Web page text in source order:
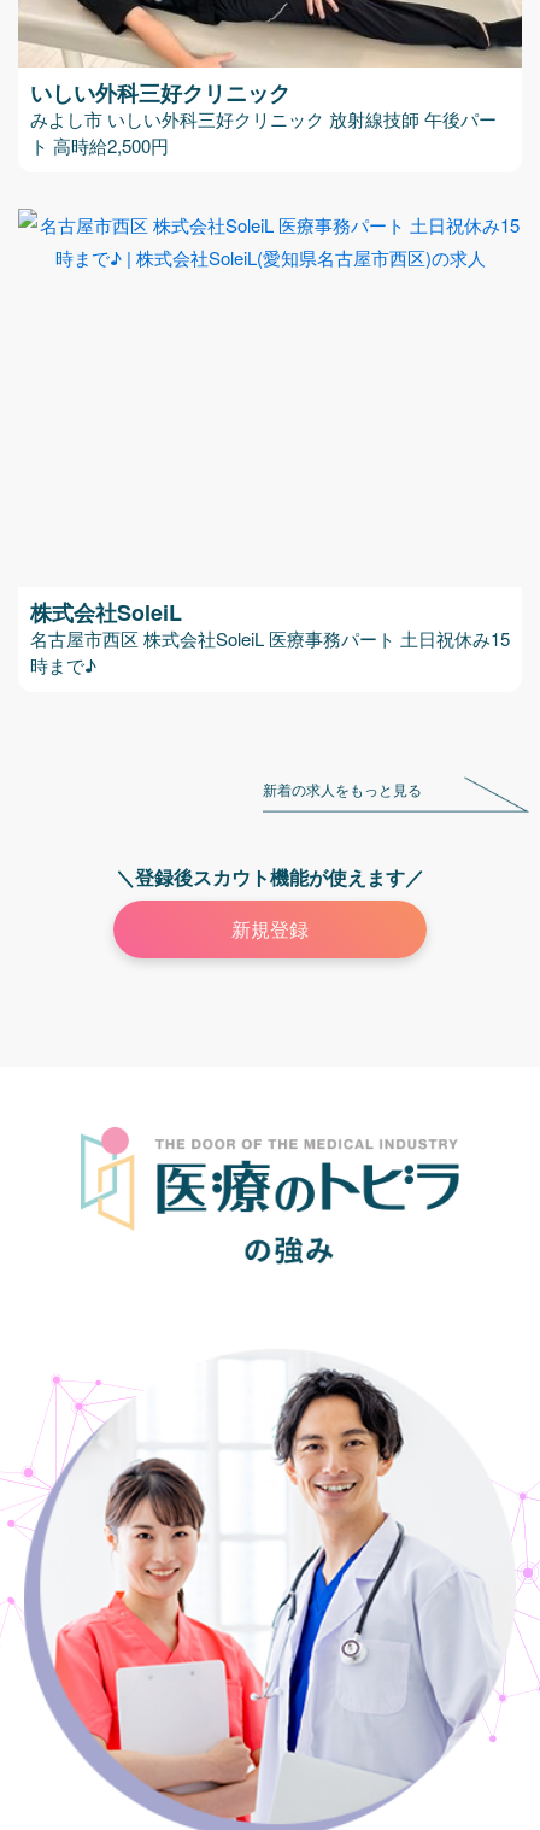
いしい外科三好クリニック
みよし市 いしい外科三好クリニック 放射線技師 午後パー
ト 高時給2,500円
株式会社SoleiL
名古屋市西区 株式会社SoleiL 医療事務パート 土日祝休み15
時まで♪
新着の求人をもっと見る
＼登録後スカウト機能が使えます／
新規登録